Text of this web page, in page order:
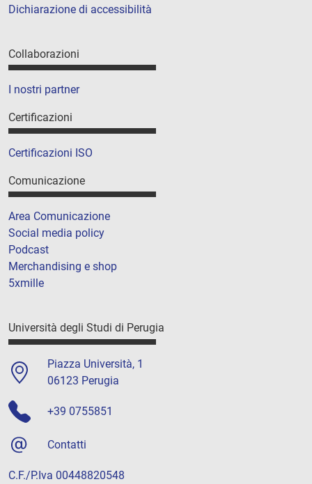
Dichiarazione di accessibilità
Collaborazioni
I nostri partner
Certificazioni
Certificazioni ISO
Comunicazione
Area Comunicazione
Social media policy
Podcast
Merchandising e shop
5xmille
Università degli Studi di Perugia
Piazza Università, 1
06123 Perugia
+39 0755851
Contatti
C.F./P.Iva 00448820548